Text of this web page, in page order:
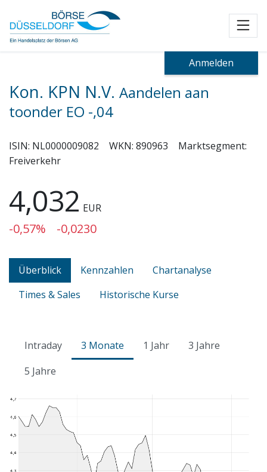
Anmelden
Kon. KPN N.V. Aandelen aan
toonder EO -,04
ISIN: NL0000009082 WKN: 890963
Marktsegment:
Freiverkehr
4,032 EUR
-0,57% -0,0230
Überblick Kennzahlen
Chartanalyse
Times & Sales
Historische Kurse
Intraday 3 Monate 1 Jahr
3 Jahre
5 Jahre